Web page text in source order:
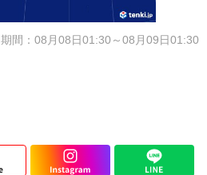
期間：08月08日01:30～08月09日01:30